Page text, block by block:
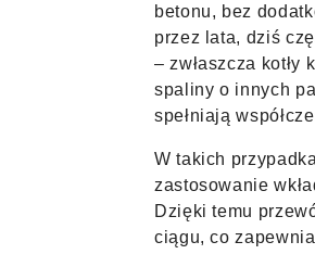
betonu, bez
przez lata, dziś
– zwłaszcza
spaliny o innych
spełniają
W takich
zastosowanie
Dzięki temu
ciągu, co